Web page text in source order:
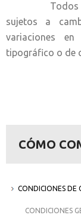
Todos los
sujetos a
variaciones
tipográfico o de
CÓMO
CONDICIONES DE
CONDICIONES